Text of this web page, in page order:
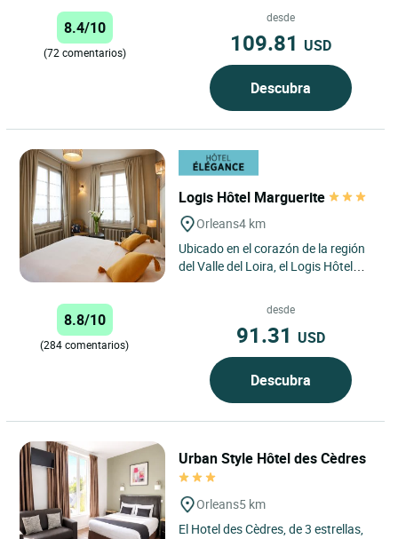
de Orléans (su catedral,...
8.4/10
(72 comentarios)
desde
109.81 USD
Descubra
Logis Hôtel Marguerite
Orleans4 km
Ubicado en el corazón de la región
del Valle del Loira, el Logis Hôtel
Orleans para una...
8.8/10
(284 comentarios)
desde
91.31 USD
Descubra
Urban Style Hôtel des Cèdres
Orleans5 km
El Hotel des Cèdres, de 3 estrellas,